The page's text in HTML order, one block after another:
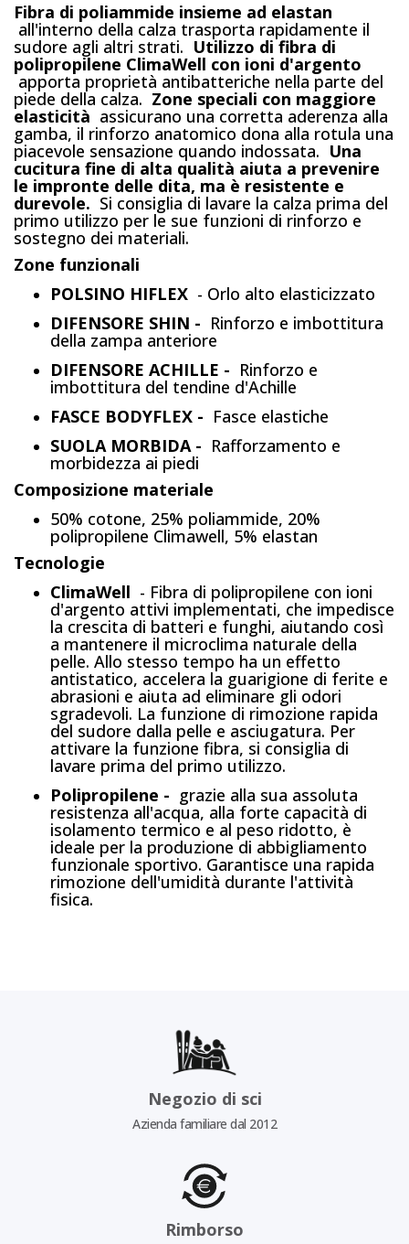
Fibra di poliammide insieme ad elastan
all'interno della calza trasporta rapidamente il
sudore agli altri strati. Utilizzo di fibra di
polipropilene ClimaWell con ioni d'argento
apporta proprietà antibatteriche nella parte del
piede della calza. Zone speciali con maggiore
elasticità assicurano una corretta aderenza alla
gamba, il rinforzo anatomico dona alla rotula una
piacevole sensazione quando indossata. Una
cucitura fine di alta qualità aiuta a prevenire
le impronte delle dita, ma è resistente e
durevole. Si consiglia di lavare la calza prima del
primo utilizzo per le sue funzioni di rinforzo e
sostegno dei materiali.
Zone funzionali
POLSINO HIFLEX - Orlo alto elasticizzato
DIFENSORE SHIN - Rinforzo e imbottitura
della zampa anteriore
DIFENSORE ACHILLE - Rinforzo e
imbottitura del tendine d'Achille
FASCE BODYFLEX - Fasce elastiche
SUOLA MORBIDA - Rafforzamento e
morbidezza ai piedi
Composizione materiale
50% cotone, 25% poliammide, 20%
polipropilene Climawell, 5% elastan
Tecnologie
ClimaWell - Fibra di polipropilene con ioni
d'argento attivi implementati, che impedisce
la crescita di batteri e funghi, aiutando così
a mantenere il microclima naturale della
pelle. Allo stesso tempo ha un effetto
antistatico, accelera la guarigione di ferite e
abrasioni e aiuta ad eliminare gli odori
sgradevoli. La funzione di rimozione rapida
del sudore dalla pelle e asciugatura. Per
attivare la funzione fibra, si consiglia di
lavare prima del primo utilizzo.
Polipropilene - grazie alla sua assoluta
resistenza all'acqua, alla forte capacità di
isolamento termico e al peso ridotto, è
ideale per la produzione di abbigliamento
funzionale sportivo. Garantisce una rapida
rimozione dell'umidità durante l'attività
fisica.
Negozio di sci
Azienda familiare dal 2012
Rimborso